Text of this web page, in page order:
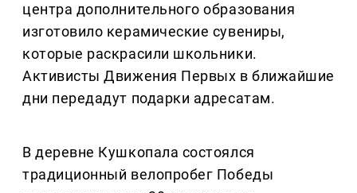
центра дополнительного образования
изготовило керамические сувениры,
которые раскрасили школьники.
Активисты Движения Первых в ближайшие
дни передадут подарки адресатам.
В деревне Кушкопала состоялся
традиционный велопробег Победы